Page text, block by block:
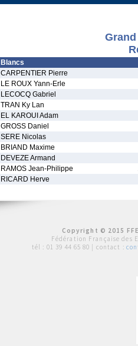
Blancs
CARPENTIER Pierre
LE ROUX Yann-Erle
LECOCQ Gabriel
TRAN Ky Lan
EL KAROUI Adam
GROSS Daniel
SERE Nicolas
BRIAND Maxime
DEVEZE Armand
RAMOS Jean-Philippe
RICARD Herve
Copyright © 2015
Fédération Française des
tél : 01 39 44 65 80 | contact :